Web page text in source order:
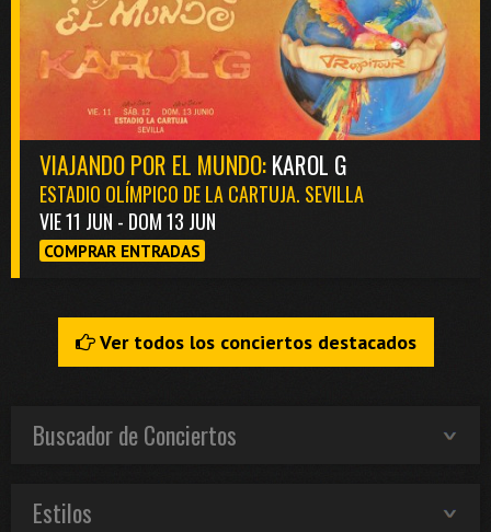
VIAJANDO POR EL MUNDO:KAROL G
ESTADIO OLÍMPICO DE LA CARTUJA. SEVILLA
VIE 11 JUN - DOM 13 JUN
COMPRAR ENTRADAS
Ver todos los conciertos destacados
Buscador de Conciertos
Estilos